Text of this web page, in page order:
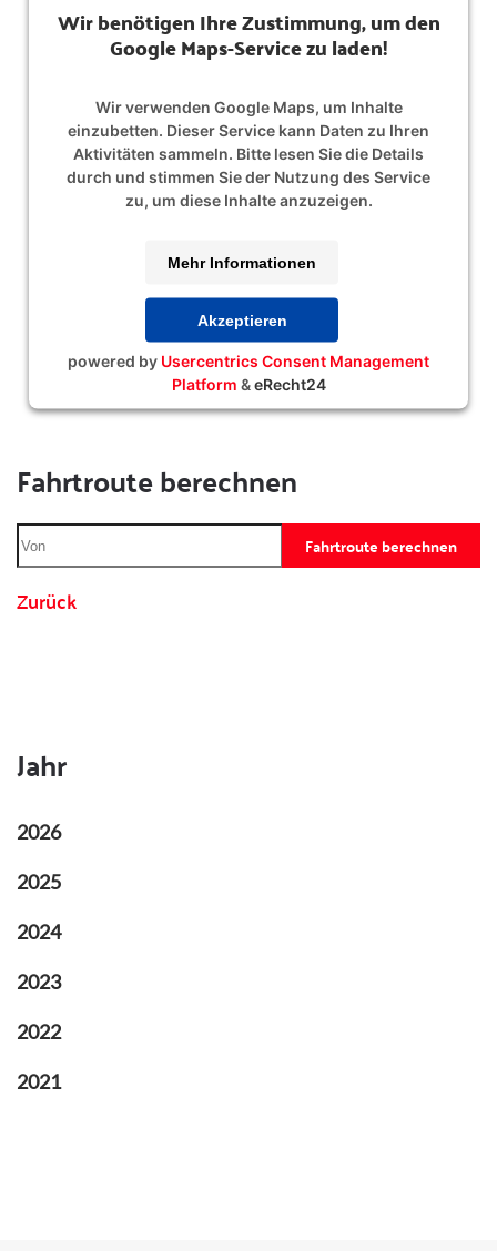
Wir benötigen Ihre Zustimmung, um den
Google Maps-Service zu laden!
Wir verwenden Google Maps, um Inhalte
einzubetten. Dieser Service kann Daten zu Ihren
Aktivitäten sammeln. Bitte lesen Sie die Details
durch und stimmen Sie der Nutzung des Service
zu, um diese Inhalte anzuzeigen.
Mehr Informationen
Akzeptieren
powered by Usercentrics Consent Management
Platform &eRecht24
Fahrtroute berechnen
Fahrtroute berechnen
Zurück
Jahr
2026
2025
2024
2023
2022
2021